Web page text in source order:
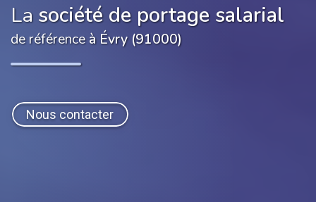
La société de portage salarial
de référence à Évry (91000)
Nous contacter